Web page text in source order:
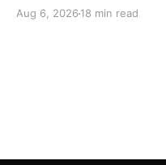
는지, 저평가됐는지를 판
Aug 6, 2026 18 min read